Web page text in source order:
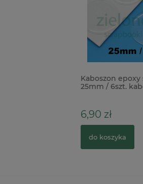
Kaboszon
25mm / 6szt.
6,90 zł
do koszyka